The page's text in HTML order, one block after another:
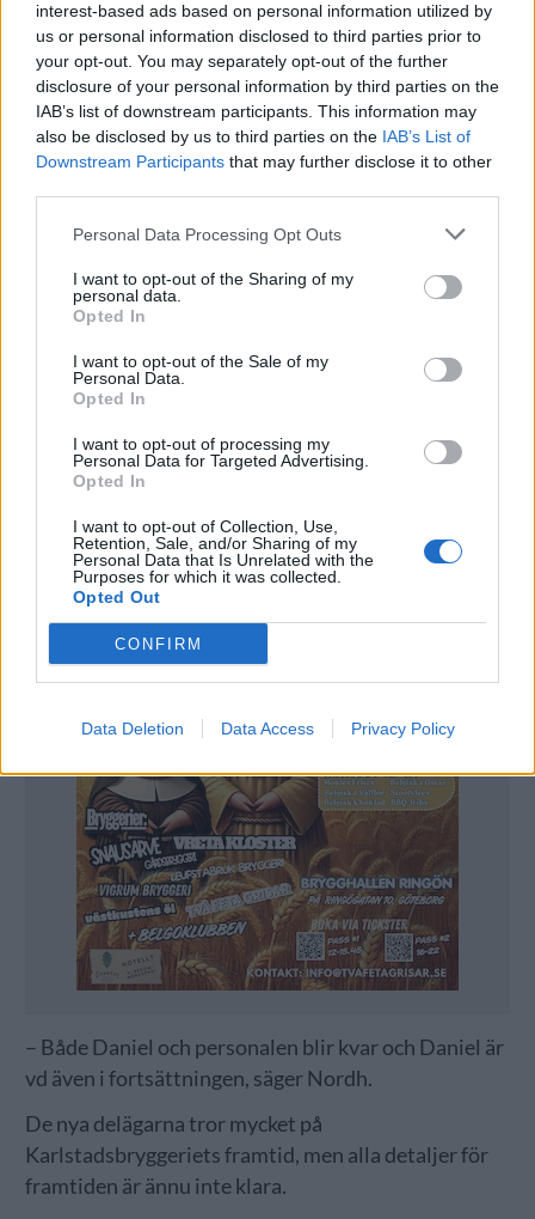
interest-based ads based on personal information utilized by
us or personal information disclosed to third parties prior to
your opt-out. You may separately opt-out of the further
disclosure of your personal information by third parties on the
IAB’s list of downstream participants. This information may
also be disclosed by us to third parties on the IAB’s List of
Downstream Participants that may further disclose it to other
Personal Data Processing Opt Outs
I want to opt-out of the Sharing of my
personal data.
Opted In
I want to opt-out of the Sale of my
Personal Data.
Opted In
I want to opt-out of processing my
Personal Data for Targeted Advertising.
Opted In
I want to opt-out of Collection, Use,
Retention, Sale, and/or Sharing of my
Personal Data that Is Unrelated with the
Purposes for which it was collected.
Opted Out
CONFIRM
Data Deletion Data Access Privacy Policy
– Vi vill göra en rejäl satsning och vi har en plan för
hur det ska gå till, säger Kenny Nordh.
Beernews skrev nyligen om Nordh och hans planer
på att utvecklakonceptet med Ölhallenoch satsa i
Pulman från Ölhallen i Karlstad samt Örebrokillen
Daniel Ivarsson.
Den stora satsningen blir ett nytt bryggverk.
– Vi ska satsa på ett mer automatiserat bryggverk
och ha utrustning så att vi kan brygga uppemot
900 000 liter öl per år, säger Nordh.
Bryggeriets grundare Daniel Haag Wicksell blir kvar
delägarna.
– Både Daniel och personalen blir kvar och Daniel är
vd även i fortsättningen, säger Nordh.
De nya delägarna tror mycket på
Karlstadsbryggeriets framtid, men alla detaljer för
framtiden är ännu inte klara.